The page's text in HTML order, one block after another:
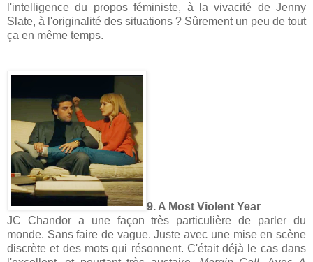
l'intelligence du propos féministe, à la vivacité de Jenny
Slate, à l'originalité des situations ? Sûrement un peu de tout
ça en même temps.
9. A Most Violent Year
JC Chandor a une façon très particulière de parler du
monde. Sans faire de vague. Juste avec une mise en scène
discrète et des mots qui résonnent. C'était déjà le cas dans